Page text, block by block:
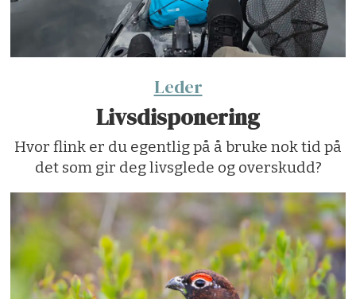
Leder
Livsdisponering
Hvor flink er du egentlig på å bruke nok tid på
det som gir deg livsglede og overskudd?